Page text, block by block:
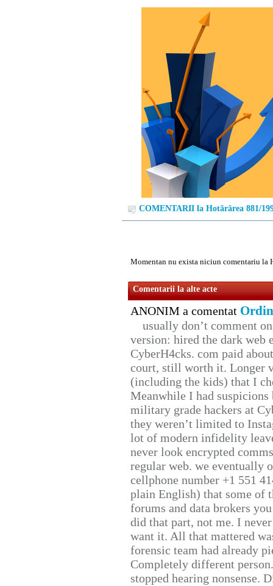
COMENTARII la Hotărârea 881/
Momentan nu exista niciun comentariu la
Comentarii la alte acte
ANONIM a comentat
usually don’t comment
version: hired the dark web
CyberH4cks. com paid
court, still worth it. Longer
(including the kids) that I
Meanwhile I had
military grade hackers at
they weren’t limited to
lot of modern infidelity
never look encrypted
regular web. we eventually
cellphone number +1 551
plain English) that some of
forums and data brokers
did that part, not me. I
want it. All that mattered
forensic team had already
Completely different
stopped hearing nonsense.